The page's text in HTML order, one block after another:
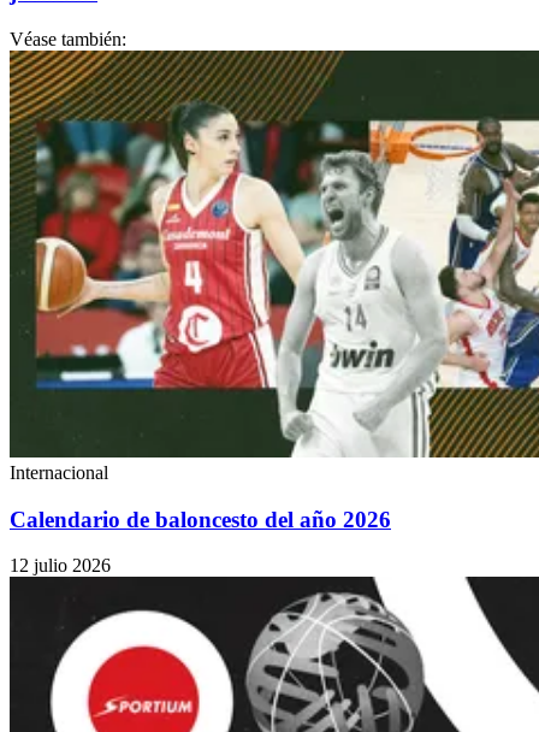
Véase también:
Internacional
Calendario de baloncesto del año 2026
12 julio 2026